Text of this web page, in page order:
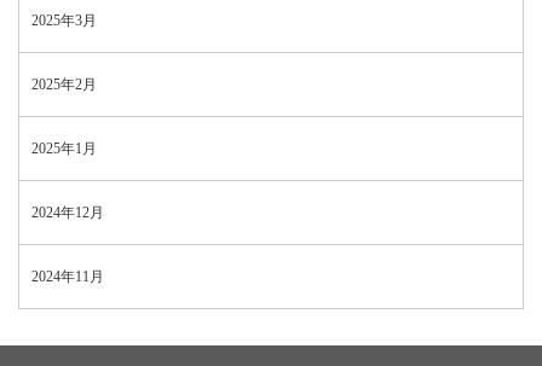
2025年3月
2025年2月
2025年1月
2024年12月
2024年11月